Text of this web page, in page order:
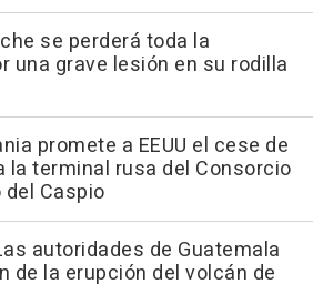
se perderá toda la
una grave lesión en su rodilla
promete a EEUU el cese de
la terminal rusa del Consorcio
Caspio
autoridades de Guatemala
de la erupción del volcán de